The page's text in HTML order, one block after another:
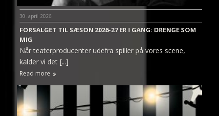
30. april 2026
FORSALGET TIL SÆSON 2026-27 ER I GANG: DRENGE SOM
MIG
Når teaterproducenter udefra spiller på vores scene,
kalder vi det [...]
Read more